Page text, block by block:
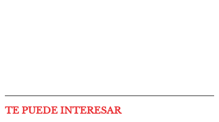
TE PUEDE INTERESAR